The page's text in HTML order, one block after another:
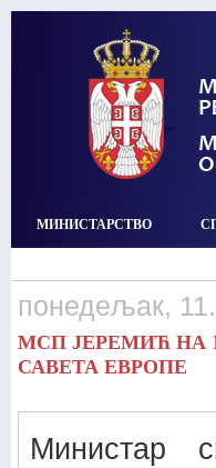
МИНИСТАРСТВО
понедељак,
МСП ЈЕРЕМИЋ НА
САВЕТА ЕВРОПЕ
Министар